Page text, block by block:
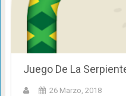
Juego De La
26 Marzo, 2018